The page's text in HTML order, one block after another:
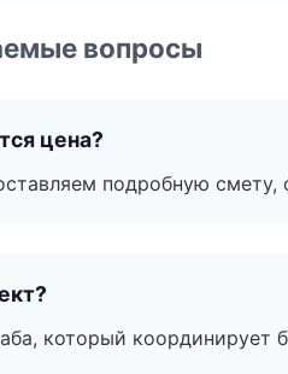
вопросы
цена?
подробную
который координирует